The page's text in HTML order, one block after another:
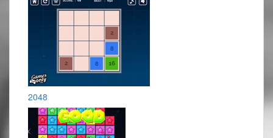
2048